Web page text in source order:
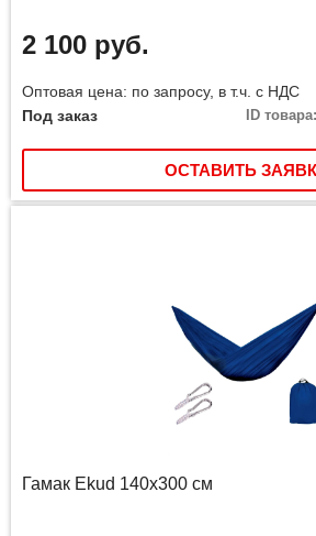
2 100 руб.
Оптовая цена: по запросу, в т.ч. с НДС
Под заказ
ID
ОСТАВИТЬ
Гамак Ekud 140х300 см